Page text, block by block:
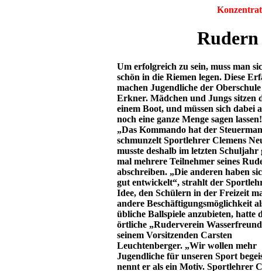
Um erfolgreich zu sein, muss man
schön in die Riemen legen. Diese
machen Jugendliche der
Erkner. Mädchen und Jungs sitzen
einem Boot, und müssen sich dabei
noch eine ganze Menge sagen lassen!
„Das Kommando hat der
schmunzelt Sportlehrer Clemens
musste deshalb im letzten Schuljahr
mal mehrere Teilnehmer seines
abschreiben. „Die anderen haben
gut entwickelt“, strahlt der
Idee, den Schülern in der Freizeit
andere Beschäftigungsmöglichkeit
übliche Ballspiele anzubieten, hatte
örtliche „Ruderverein
seinem Vorsitzenden Carsten
Leuchtenberger. „Wir wollen mehr
Jugendliche für unseren Sport
nennt er als ein Motiv. Sportlehrer